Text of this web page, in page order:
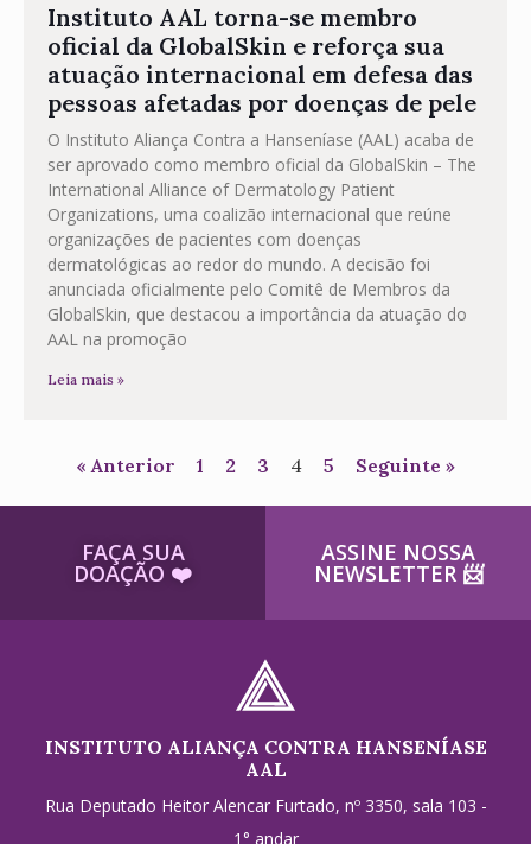
Instituto AAL torna-se membro
oficial da GlobalSkin e reforça sua
atuação internacional em defesa das
pessoas afetadas por doenças de pele
O Instituto Aliança Contra a Hanseníase (AAL) acaba de
ser aprovado como membro oficial da GlobalSkin – The
International Alliance of Dermatology Patient
Organizations, uma coalizão internacional que reúne
organizações de pacientes com doenças
dermatológicas ao redor do mundo. A decisão foi
anunciada oficialmente pelo Comitê de Membros da
GlobalSkin, que destacou a importância da atuação do
AAL na promoção
Leia mais »
« Anterior 1 2 3 4 5 Seguinte »
FAÇA SUA
DOAÇÃO ​❤️
ASSINE NOSSA
NEWSLETTER ​📨
INSTITUTO ALIANÇA CONTRA HANSENÍASE
AAL
Rua Deputado Heitor Alencar Furtado, nº 3350, sala 103 -
1° andar